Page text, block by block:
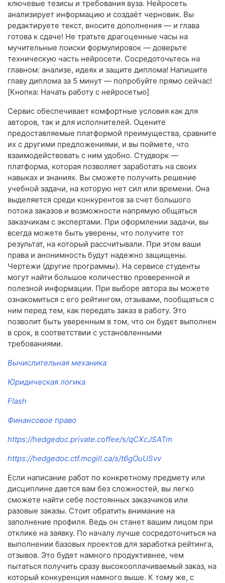
ключевые тезисы и требования вуза. Нейросеть
анализирует информацию и создаёт черновик. Вы
редактируете текст, вносите дополнения — и глава
готова к сдаче! Не тратьте драгоценные часы на
мучительные поиски формулировок — доверьте
техническую часть нейросети. Сосредоточьтесь на
главном: анализе, идеях и защите диплома! Напишите
главу диплома за 5 минут — попробуйте прямо сейчас!
[Кнопка: Начать работу с нейросетью]
Сервис обеспечивает комфортные условия как для
авторов, так и для исполнителей. Оцените
предоставляемые платформой преимущества, сравните
их с другими предложениями, и вы поймете, что
взаимодействовать с ним удобно. Студворк —
платформа, которая позволяет заработать на своих
навыках и знаниях. Вы сможете получить решение
учебной задачи, на которую нет сил или времени. Она
выделяется среди конкурентов за счет большого
потока заказов и возможности напрямую общаться
заказчикам с экспертами. При оформлении задачи, вы
всегда можете быть уверены, что получите тот
результат, на который рассчитывали. При этом ваши
права и анонимность будут надежно защищены.
Чертежи (другие программы). На сервисе студенты
могут найти большое количество проверенной и
полезной информации. При выборе автора вы можете
ознакомиться с его рейтингом, отзывами, пообщаться с
ним перед тем, как передать заказ в работу. Это
позволит быть уверенным в том, что он будет выполнен
в срок, в соответствии с установленными
требованиями.
Вычислительная механика
Юридическая логика
Flash
Финансовое право
https://hedgedoc.private.coffee/s/qCXcJSATm
https://hedgedoc.ctf.mcgill.ca/s/t6gOuUSvv
Если написание работ по конкретному предмету или
дисциплине дается вам без сложностей, вы легко
сможете найти себе постоянных заказчиков или
разовые заказы. Стоит обратить внимание на
заполнение профиля. Ведь он станет вашим лицом при
отклике на заявку. По началу лучше сосредоточиться на
выполнении базовых проектов для заработка рейтинга,
отзывов. Это будет намного продуктивнее, чем
пытаться получить сразу высокооплачиваемый заказ, на
который конкуренция намного выше. К тому же, с